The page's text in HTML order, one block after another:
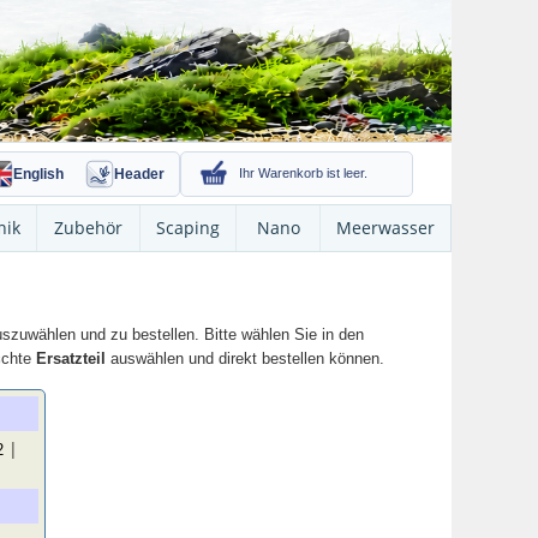
English Header Ihr Warenkorb ist leer.
Zubehör Scaping Nano Meerwasser
und zu bestellen. Bitte wählen Sie in den
Ersatzteil auswählen und direkt bestellen können.
|